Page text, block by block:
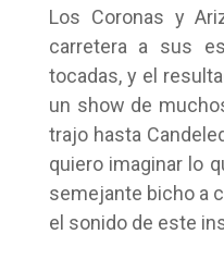
Los Coronas y
carretera a sus
tocadas, y el
un show de
trajo hasta
quiero imaginar lo
semejante bicho a
el sonido de este